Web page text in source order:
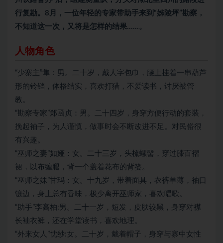
行复勘。8月，一位年轻的专家带助手来到“姊陵坪”勘察，
不知道这一次，又将是怎样的结果……。
人物角色
“少寨主”隼：男。二十岁，戴人字包巾，腰上挂着一串葫芦
形的铃铛，体格结实，喜欢打猎，不爱读书，讨厌被管
教。
“勘察专家”郑函贞：男。二十四岁，身穿方便行动的套装，
挽起袖子，为人谨慎，做事时会不断改进不足。对民俗很
有兴趣。
“巫师之妻”如娅：女。二十三岁，头梳螺髻，穿过膝百褶
裙，以布缠腿，背一个盖着花布的背篓。
“巫师之妹”甘玛：女。十九岁，带着面具，衣裤单薄，袖口
镶边，身上总有香味，极少离开巫师家，喜欢唱歌。
“助手”李高柏:男。二十一岁，短发，皮肤较黑，身穿对襟
长袖衣裤，还在学堂读书，喜欢地理。
“外来女人”忱纱:女。二十岁，戴着帽子，身穿与寨中女性